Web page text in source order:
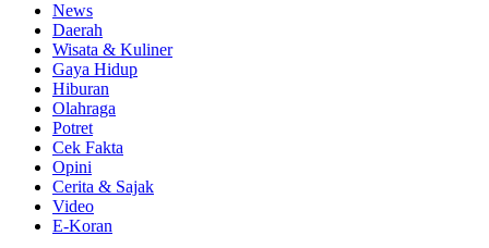
News
Daerah
Wisata & Kuliner
Gaya Hidup
Hiburan
Olahraga
Potret
Cek Fakta
Opini
Cerita & Sajak
Video
E-Koran